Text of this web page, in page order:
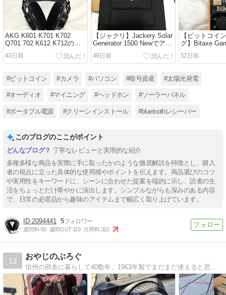
AKG K601 K701 K702
Q701 702 K612 K712のイ
ヤーパッドをお安く交換！
43日前
【ジャクリ】Jackery Solar
Generator 1500 Newでアマ
ゾンで買った格安ソーラー
パネルが使えたよ
49日前
【ビットコイ
グ】Bitaxe
封レビュー
52日前
#ビットコイン #カメラ #パソコン #暗号資産 #太陽光発電
#オーディオ #マイニング #ヘッドホン #ソーラーパネル
#ポータブル電源 #クリーンインストール #bluetoothレシーバー
このブログのここがポイント
丁寧なレビューと実用的な紹介
多種多様な商品を実際に手に取ったかのような徹底解説を特徴とし、購入
者の視点に立った具体的な使用感やポイントを伝えます。商品選びのコツ
や実用性をキーワードに、シーンに合わせた提案を端的に示し、読者の生
活をちょっとだけ華やかに演出します。シンプルながらも深みのある内容
で、日常の必需品から趣味のアイテムまで幅広く取り上げています。
2094441 5
週間IN:80 週間OUT:110 月間IN:320
13
おやじのぶろぐ